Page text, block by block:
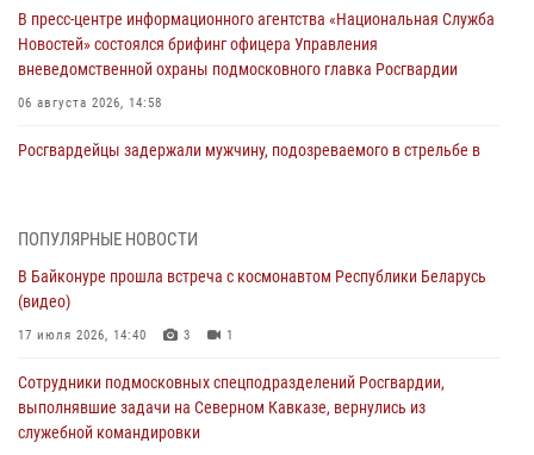
В пресс-центре информационного агентства «Национальная Служба
Новостей» состоялся брифинг офицера Управления
вневедомственной охраны подмосковного главка Росгвардии
06 августа 2026, 14:58
Росгвардейцы задержали мужчину, подозреваемого в стрельбе в
Подмосковье
05 августа 2026, 15:52
подозреваемые в организации незаконной миграции и
изготовлении поддельных документов (видео)
05 августа 2026, 15:48
ПОПУЛЯРНЫЕ НОВОСТИ
В Байконуре прошла встреча с космонавтом Республики Беларусь
(видео)
17 июля 2026, 14:40 3 1
Сотрудники подмосковных спецподразделений Росгвардии,
выполнявшие задачи на Северном Кавказе, вернулись из
служебной командировки